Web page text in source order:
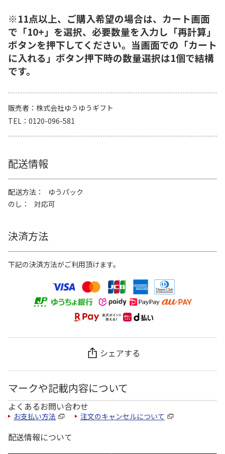
※11点以上、ご購入希望の場合は、カート画面
で「10+」を選択、必要数量を入力し「再計算」
ボタンを押下してください。当画面での「カート
に入れる」ボタン押下時の数量選択は1個で結構
です。
販売者
株式会社ゆうゆうギフト
TEL
0120-096-581
配送情報
配送方法
ゆうパック
のし
対応可
決済方法
下記の決済方法がご利用頂けます。
シェアする
マークや記載内容について
よくあるお問い合わせ
お支払い方法 注文のキャンセルについて
配送情報について